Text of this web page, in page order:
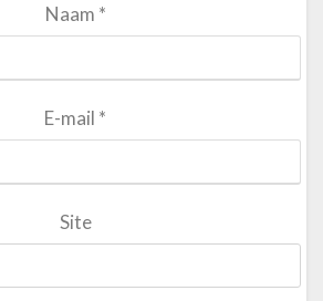
Naam *
E-mail *
Site